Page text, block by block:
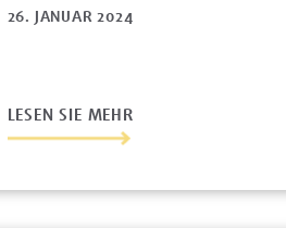
26. JANUAR 2024
LESEN SIE MEHR